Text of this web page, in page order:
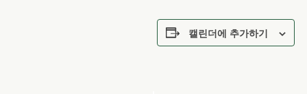
캘린더에 추가하기